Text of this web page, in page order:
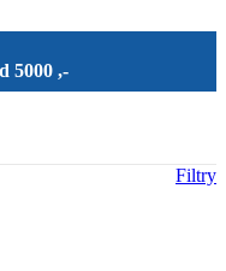
5000 ,-
Filtry